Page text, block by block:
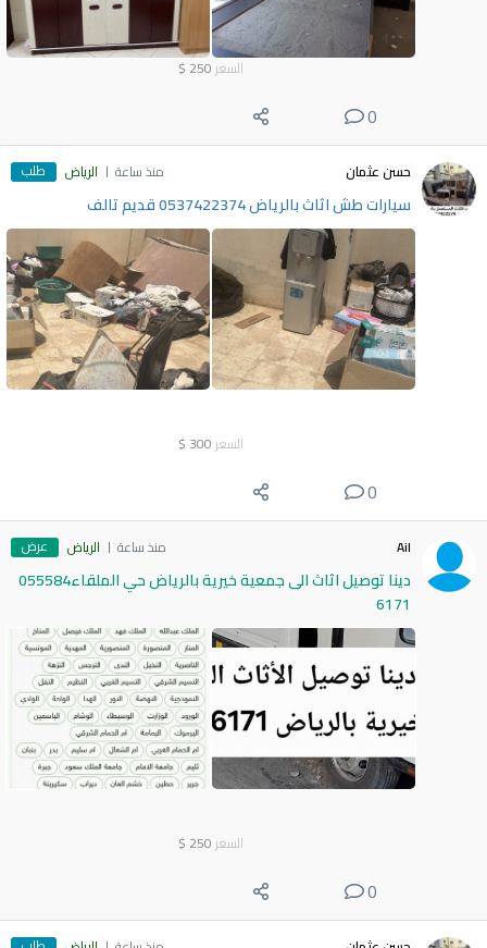
السعر 250
$
0
حسن عثمان منذ ساعة الرياض طلب
سيارات طش اثاث بالرياض 0537422374 قديم تالف
السعر 300
$
0
Ail منذ ساعة الرياض عرض
دينا توصيل اثاث الى جمعية خيرية بالرياض حي الملقاء055584
6171
السعر 250
$
0